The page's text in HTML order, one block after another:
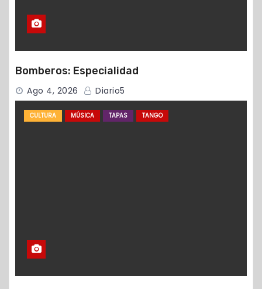
Bomberos: Especialidad
Ago 4, 2026 Diario5
CULTURA MÚSICA TAPAS TANGO